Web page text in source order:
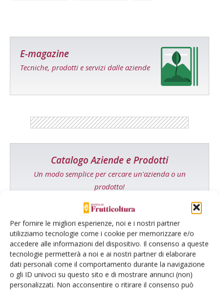
Per fornire le migliori esperienze, noi e i nostri partner
utilizziamo tecnologie come i cookie per memorizzare e/o
accedere alle informazioni del dispositivo. Il consenso a queste
tecnologie permetterà a noi e ai nostri partner di elaborare
dati personali come il comportamento durante la navigazione
o gli ID univoci su questo sito e di mostrare annunci (non)
personalizzati. Non acconsentire o ritirare il consenso può
E-magazine
Tecniche, prodotti e servizi dalle aziende
Catalogo Aziende e Prodotti
Un modo semplice per cercare un'azienda o un
prodotto!
Cerca adesso
L'Esperto risponde
I consigli di Terra e Vita agli agricoltori